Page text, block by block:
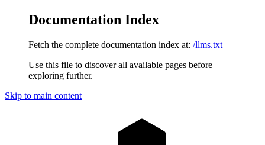
Documentation Index
Fetch the complete documentation index at: /llms.txt
Use this file to discover all available pages before
exploring further.
Skip to main content